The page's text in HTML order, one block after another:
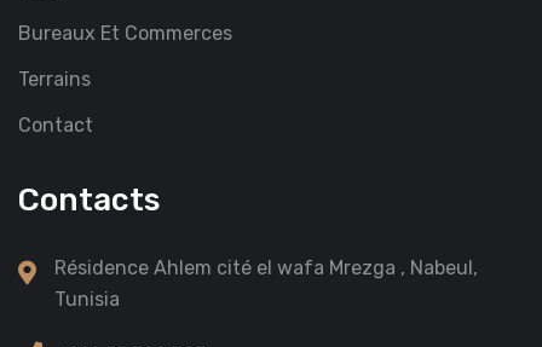
Bureaux Et Commerces
Terrains
Contact
Contacts
Résidence Ahlem cité el wafa Mrezga , Nabeul,
Tunisia